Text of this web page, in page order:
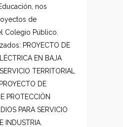
nos
de
Colegio Público.
PROYECTO DE
EN BAJA
TERRITORIAL
DE
PROTECCIÓN
PARA SERVICIO
INDUSTRIA.